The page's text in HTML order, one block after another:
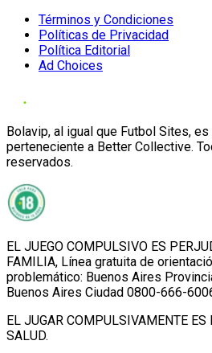
Términos y Condiciones
Políticas de Privacidad
Política Editorial
Ad Choices
Bolavip, al igual que Futbol Sites, es
perteneciente a Better Collective.
reservados.
EL JUEGO COMPULSIVO ES
FAMILIA, Línea gratuita de
problemático: Buenos Aires
Buenos Aires Ciudad 0800-666-
EL JUGAR COMPULSIVAMENTE
SALUD.